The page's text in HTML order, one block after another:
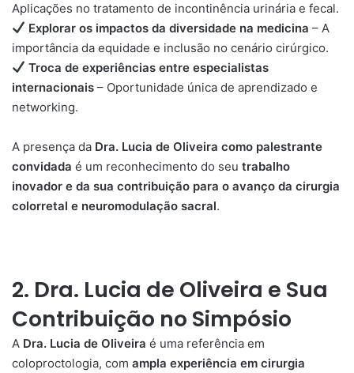
Aplicações no tratamento de incontinência urinária e fecal.
Explorar os impactos da diversidade na medicina – A
importância da equidade e inclusão no cenário cirúrgico.
Troca de experiências entre especialistas
internacionais – Oportunidade única de aprendizado e
networking.
A presença da Dra. Lucia de Oliveira como palestrante
convidada é um reconhecimento do seu trabalho
inovador e da sua contribuição para o avanço da cirurgia
colorretal e neuromodulação sacral.
2. Dra. Lucia de Oliveira e Sua
Contribuição no Simpósio
A Dra. Lucia de Oliveira é uma referência em
coloproctologia, com ampla experiência em cirurgia